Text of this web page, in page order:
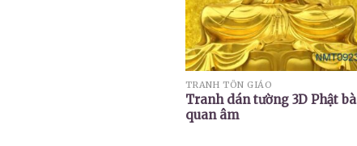
TRANH TÔN GIÁO
Tranh dán tường 3D Phật bà
quan âm